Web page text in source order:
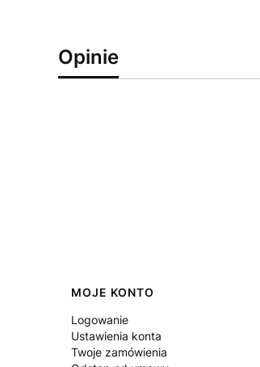
Opinie
Linki w stopce
MOJE KONTO
Logowanie
Ustawienia konta
Twoje zamówienia